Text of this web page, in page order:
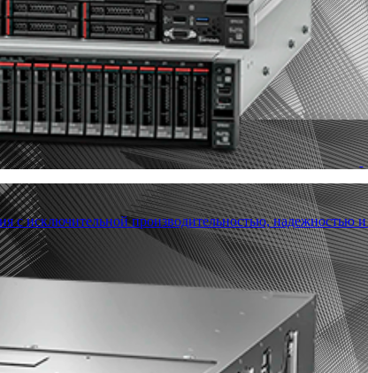
с исключительной производительностью, надежностью